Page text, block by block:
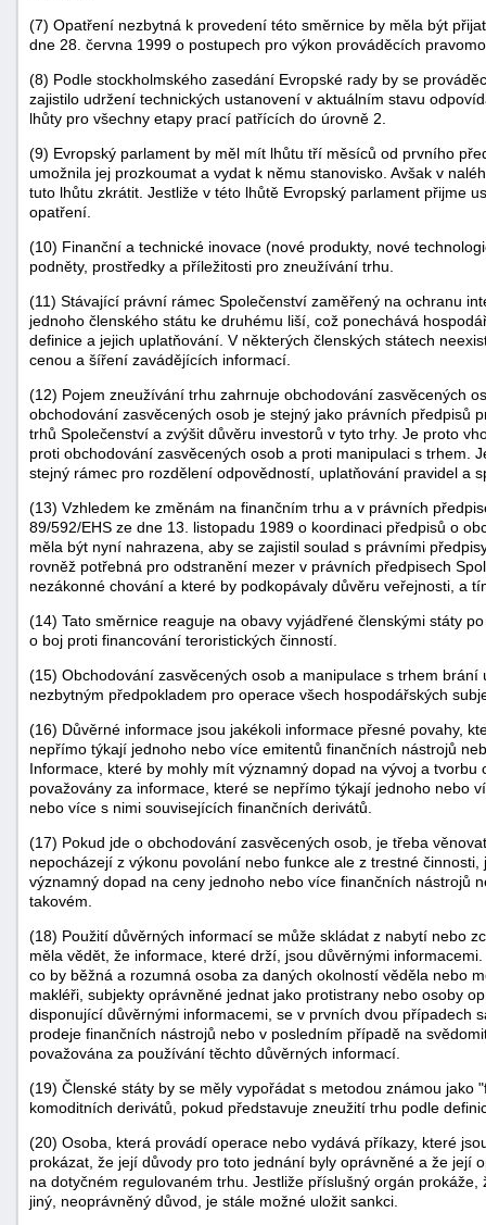
(7) Opatření nezbytná k provedení této směrnice by měla být
dne 28. června 1999 o postupech pro výkon prováděcích
(8) Podle stockholmského zasedání Evropské rady by se
zajistilo udržení technických ustanovení v aktuálním stavu
lhůty pro všechny etapy prací patřících do úrovně 2.
(9) Evropský parlament by měl mít lhůtu tří měsíců od prvního
umožnila jej prozkoumat a vydat k němu stanovisko. Avšak v
tuto lhůtu zkrátit. Jestliže v této lhůtě Evropský parlament přijme
opatření.
(10) Finanční a technické inovace (nové produkty, nové
podněty, prostředky a příležitosti pro zneužívání trhu.
(11) Stávající právní rámec Společenství zaměřený na ochranu
jednoho členského státu ke druhému liší, což ponechává
definice a jejich uplatňování. V některých členských státech
cenou a šíření zavádějících informací.
(12) Pojem zneužívání trhu zahrnuje obchodování zasvěcených
obchodování zasvěcených osob je stejný jako právních předpisů
trhů Společenství a zvýšit důvěru investorů v tyto trhy. Je proto
proti obchodování zasvěcených osob a proti manipulaci s trhem.
stejný rámec pro rozdělení odpovědností, uplatňování pravidel a
(13) Vzhledem ke změnám na finančním trhu a v právních
89/592/EHS ze dne 13. listopadu 1989 o koordinaci předpisů o
měla být nyní nahrazena, aby se zajistil soulad s právními
rovněž potřebná pro odstranění mezer v právních předpisech
nezákonné chování a které by podkopávaly důvěru veřejnosti, a
(14) Tato směrnice reaguje na obavy vyjádřené členskými státy
o boj proti financování teroristických činností.
(15) Obchodování zasvěcených osob a manipulace s trhem
nezbytným předpokladem pro operace všech hospodářských
(16) Důvěrné informace jsou jakékoli informace přesné povahy,
nepřímo týkají jednoho nebo více emitentů finančních nástrojů
Informace, které by mohly mít významný dopad na vývoj a
považovány za informace, které se nepřímo týkají jednoho nebo
nebo více s nimi souvisejících finančních derivátů.
(17) Pokud jde o obchodování zasvěcených osob, je třeba
nepocházejí z výkonu povolání nebo funkce ale z trestné
významný dopad na ceny jednoho nebo více finančních nástrojů
takovém.
(18) Použití důvěrných informací se může skládat z nabytí nebo
měla vědět, že informace, které drží, jsou důvěrnými
co by běžná a rozumná osoba za daných okolností věděla nebo
makléři, subjekty oprávněné jednat jako protistrany nebo osoby
disponující důvěrnými informacemi, se v prvních dvou případech
prodeje finančních nástrojů nebo v posledním případě na
považována za používání těchto důvěrných informací.
(19) Členské státy by se měly vypořádat s metodou známou jako
komoditních derivátů, pokud představuje zneužití trhu podle
(20) Osoba, která provádí operace nebo vydává příkazy, které
prokázat, že její důvody pro toto jednání byly oprávněné a že její
na dotyčném regulovaném trhu. Jestliže příslušný orgán
jiný, neoprávněný důvod, je stále možné uložit sankci.
náhrady
škod"